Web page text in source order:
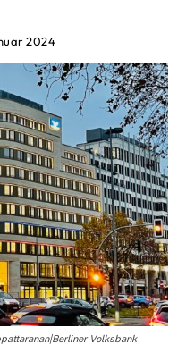
2024
Volksbank